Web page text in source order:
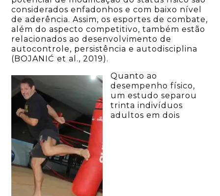
considerados enfadonhos e com baixo nível
de aderência. Assim, os esportes de combate,
além do aspecto competitivo, também estão
relacionados ao desenvolvimento de
autocontrole, persistência e autodisciplina
(BOJANIĆ et al., 2019).
Quanto ao
desempenho físico,
um estudo separou
trinta indivíduos
adultos em dois